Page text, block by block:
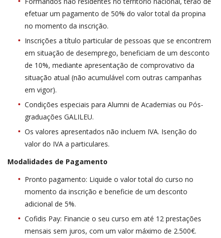
efetuar um pagamento de 50% do valor total da propina
no momento da inscrição.
Inscrições a título particular de pessoas que se encontrem
em situação de desemprego, beneficiam de um desconto
de 10%, mediante apresentação de comprovativo da
situação atual (não acumulável com outras campanhas
em vigor).
Condições especiais para Alumni de Academias ou Pós-
graduações GALILEU.
Os valores apresentados não incluem IVA. Isenção do
valor do IVA a particulares.
Modalidades de Pagamento
Pronto pagamento: Liquide o valor total do curso no
momento da inscrição e beneficie de um desconto
adicional de 5%.
Cofidis Pay: Financie o seu curso em até 12 prestações
mensais sem juros, com um valor máximo de 2.500€.